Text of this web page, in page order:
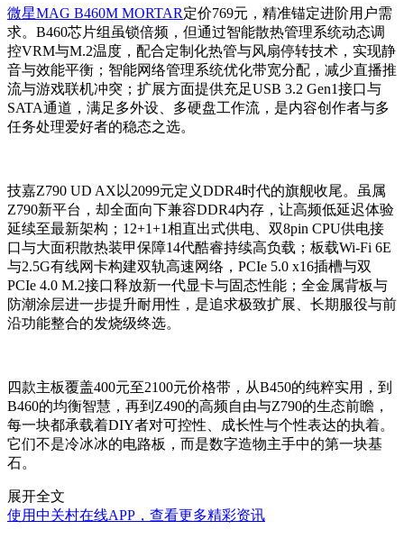
微星MAG B460M MORTAR定价769元，精准锚定进阶用户需
求。B460芯片组虽锁倍频，但通过智能散热管理系统动态调
控VRM与M.2温度，配合定制化热管与风扇停转技术，实现静
音与效能平衡；智能网络管理系统优化带宽分配，减少直播推
流与游戏联机冲突；扩展方面提供充足USB 3.2 Gen1接口与
SATA通道，满足多外设、多硬盘工作流，是内容创作者与多
任务处理爱好者的稳态之选。
技嘉Z790 UD AX以2099元定义DDR4时代的旗舰收尾。虽属
Z790新平台，却全面向下兼容DDR4内存，让高频低延迟体验
延续至最新架构；12+1+1相直出式供电、双8pin CPU供电接
口与大面积散热装甲保障14代酷睿持续高负载；板载Wi-Fi 6E
与2.5G有线网卡构建双轨高速网络，PCIe 5.0 x16插槽与双
PCIe 4.0 M.2接口释放新一代显卡与固态性能；全金属背板与
防潮涂层进一步提升耐用性，是追求极致扩展、长期服役与前
沿功能整合的发烧级终选。
四款主板覆盖400元至2100元价格带，从B450的纯粹实用，到
B460的均衡智慧，再到Z490的高频自由与Z790的生态前瞻，
每一块都承载着DIY者对可控性、成长性与个性表达的执着。
它们不是冷冰冰的电路板，而是数字造物主手中的第一块基
石。
展开全文
使用中关村在线APP，查看更多精彩资讯